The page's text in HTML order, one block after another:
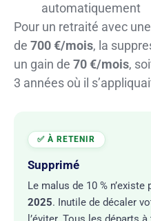
automatiquement
Pour un retraité avec
de 700 €/mois, la
un gain de 70 €/mois,
3 années où il
Supprimé
Le malus de 10 %
2025. Inutile de décaler